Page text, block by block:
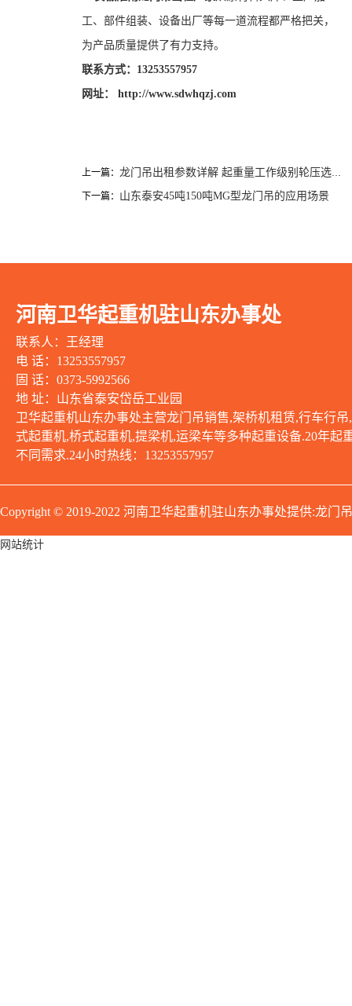
工、部件组装、设备出厂等每一道流程都严格把关，
为产品质量提供了有力支持。
联系方式：13253557957
网址： http://www.sdwhqzj.com
上一篇：龙门吊出租参数详解 起重量工作级别轮压选型必
下一篇： 山东泰安45吨150吨MG型龙门吊的应用场景
河南卫华起重机驻山东办事处
联系人：王经理
电 话：13253557957
固 话：0373-5992566
地 址：山东省泰安岱岳工业园
卫华起重机山东办事处主营龙门吊销售,架桥机租赁,行车行
式起重机,桥式起重机,提梁机,运梁车等多种起重设备.20年起
不同需求.24小时热线：13253557957
Copyright © 2019-2022 河南卫华起重机驻山东办事处提供:龙
网站统计